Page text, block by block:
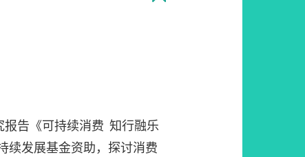
告《可持续消费 知行融乐
续发展基金资助，探讨消费